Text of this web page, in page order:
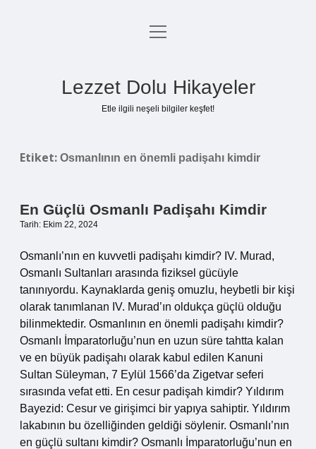
Anasayfa
menüyü
Lezzet Dolu Hikayeler
Etle ilgili neşeli bilgiler keşfet!
Etiket: Osmanlının en önemli padişahı kimdir
En Güçlü Osmanlı Padişahı Kimdir
Tarih: Ekim 22, 2024
Osmanlı’nın en kuvvetli padişahı kimdir? IV. Murad,
Osmanlı Sultanları arasında fiziksel gücüyle
tanınıyordu. Kaynaklarda geniş omuzlu, heybetli bir kişi
olarak tanımlanan IV. Murad’ın oldukça güçlü olduğu
bilinmektedir. Osmanlının en önemli padişahı kimdir?
Osmanlı İmparatorluğu’nun en uzun süre tahtta kalan
ve en büyük padişahı olarak kabul edilen Kanuni
Sultan Süleyman, 7 Eylül 1566’da Zigetvar seferi
sırasında vefat etti. En cesur padişah kimdir? Yıldırım
Bayezid: Cesur ve girişimci bir yapıya sahiptir. Yıldırım
lakabının bu özelliğinden geldiği söylenir. Osmanlı’nın
en güçlü sultanı kimdir? Osmanlı İmparatorluğu’nun en